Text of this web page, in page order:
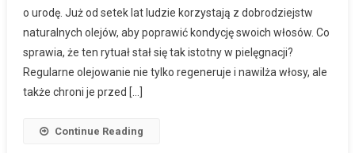
o urodę. Już od setek lat ludzie korzystają z dobrodziejstw
naturalnych olejów, aby poprawić kondycję swoich włosów. Co
sprawia, że ten rytuał stał się tak istotny w pielęgnacji?
Regularne olejowanie nie tylko regeneruje i nawilża włosy, ale
także chroni je przed […]
Continue Reading